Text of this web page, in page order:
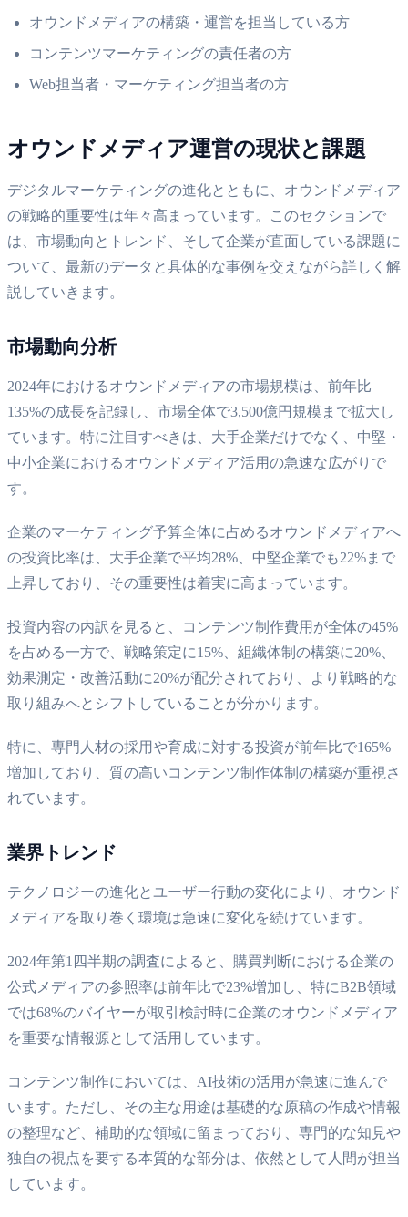
オウンドメディアの構築・運営を担当している方
コンテンツマーケティングの責任者の方
Web担当者・マーケティング担当者の方
オウンドメディア運営の現状と課題
デジタルマーケティングの進化とともに、オウンドメディア
の戦略的重要性は年々高まっています。このセクションで
は、市場動向とトレンド、そして企業が直面している課題に
ついて、最新のデータと具体的な事例を交えながら詳しく解
説していきます。
市場動向分析
2024年におけるオウンドメディアの市場規模は、前年比
135%の成長を記録し、市場全体で3,500億円規模まで拡大し
ています。特に注目すべきは、大手企業だけでなく、中堅・
中小企業におけるオウンドメディア活用の急速な広がりで
す。
企業のマーケティング予算全体に占めるオウンドメディアへ
の投資比率は、大手企業で平均28%、中堅企業でも22%まで
上昇しており、その重要性は着実に高まっています。
投資内容の内訳を見ると、コンテンツ制作費用が全体の45%
を占める一方で、戦略策定に15%、組織体制の構築に20%、
効果測定・改善活動に20%が配分されており、より戦略的な
取り組みへとシフトしていることが分かります。
特に、専門人材の採用や育成に対する投資が前年比で165%
増加しており、質の高いコンテンツ制作体制の構築が重視さ
れています。
業界トレンド
テクノロジーの進化とユーザー行動の変化により、オウンド
メディアを取り巻く環境は急速に変化を続けています。
2024年第1四半期の調査によると、購買判断における企業の
公式メディアの参照率は前年比で23%増加し、特にB2B領域
では68%のバイヤーが取引検討時に企業のオウンドメディア
を重要な情報源として活用しています。
コンテンツ制作においては、AI技術の活用が急速に進んで
います。ただし、その主な用途は基礎的な原稿の作成や情報
の整理など、補助的な領域に留まっており、専門的な知見や
独自の視点を要する本質的な部分は、依然として人間が担当
しています。